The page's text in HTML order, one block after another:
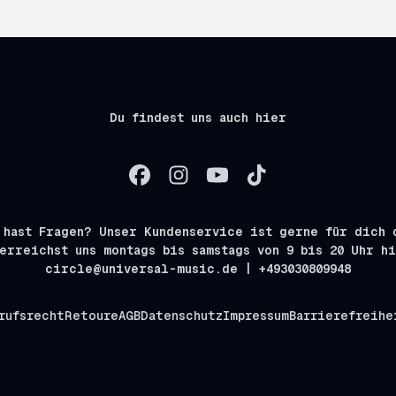
Du findest uns auch hier
hast Fragen? Unser Kundenservice ist gerne für dich
erreichst uns montags bis samstags von 9 bis 20 Uhr
circle@universal-music.de | +493030809948
RetoureAGBDatenschutzImpressum